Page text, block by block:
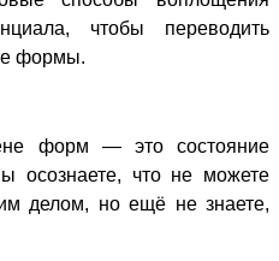
чтобы переводить
формы.
форм — это состояние
осознаете, что не можете
делом, но ещё не знаете,